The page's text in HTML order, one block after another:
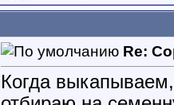
Re:
Когда